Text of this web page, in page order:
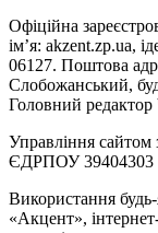
Офіційна
ім’я: akzent.zp.ua,
06127. Поштова
Слобожанський,
Головний
Управління
ЄДРПОУ 39404303
Використання
«Акцент»,